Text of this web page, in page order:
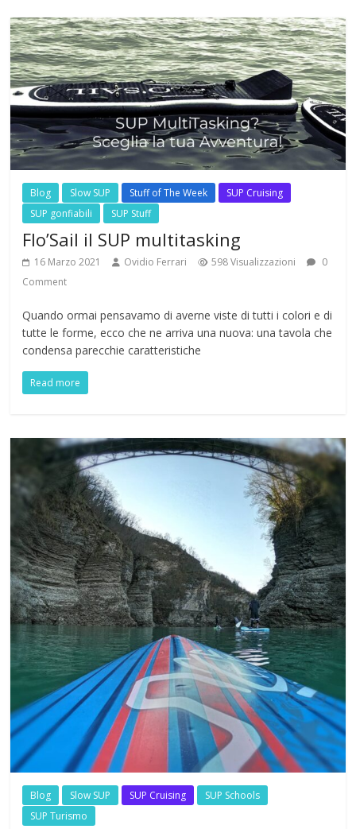
Blog Slow SUP Stuff of The Week
SUP Cruising
SUP gonfiabili
SUP Stuff
Flo’Sail il SUP multitasking
16 Marzo 2021 Ovidio Ferrari 598 Visualizzazioni
0
Comment
Quando ormai pensavamo di averne viste di tutti i colori e di
tutte le forme, ecco che ne arriva una nuova: una tavola che
condensa parecchie caratteristiche
Read more
Blog Slow SUP SUP Cruising
SUP Schools
SUP Turismo